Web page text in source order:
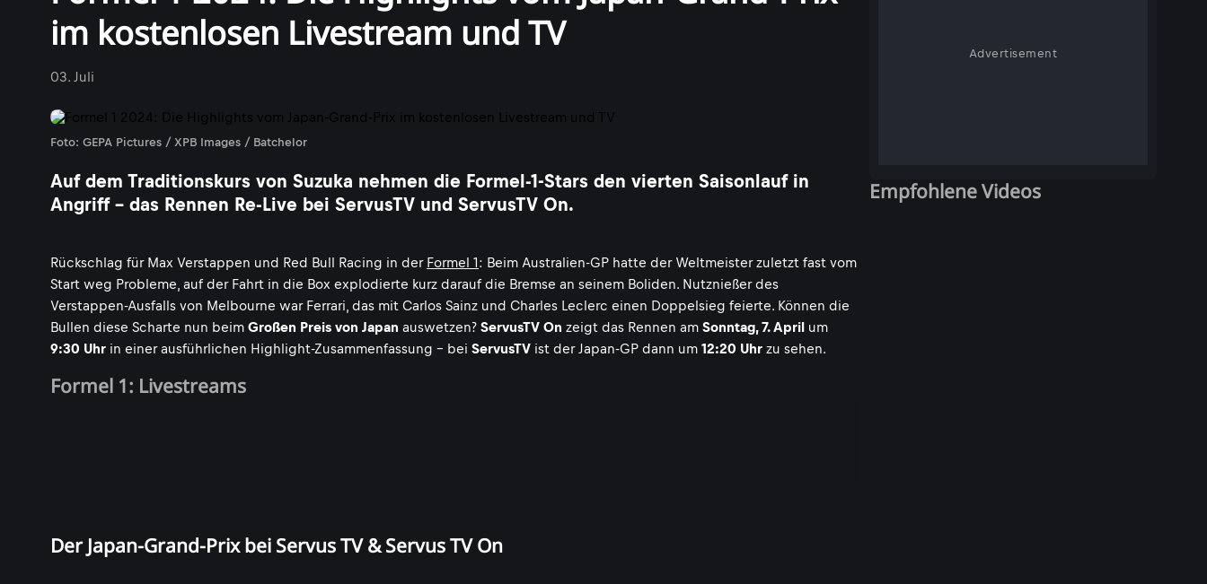
im kostenlosen Livestream und TV
03. Juli
Foto: GEPA Pictures / XPB Images / Batchelor
Auf dem Traditionskurs von Suzuka nehmen die Formel-1-Stars den vierten Saisonlauf in
Angriff - das Rennen Re-Live bei ServusTV und ServusTV On.
Rückschlag für Max Verstappen und Red Bull Racing in der Formel 1: Beim Australien-GP hatte der Weltmeister zuletzt fast vom
Start weg Probleme, auf der Fahrt in die Box explodierte kurz darauf die Bremse an seinem Boliden. Nutznießer des
Verstappen-Ausfalls von Melbourne war Ferrari, das mit Carlos Sainz und Charles Leclerc einen Doppelsieg feierte. Können die
Bullen diese Scharte nun beim Großen Preis von Japan auswetzen? ServusTV On zeigt das Rennen am Sonntag, 7. April um
9:30 Uhr in einer ausführlichen Highlight-Zusammenfassung - bei ServusTV ist der Japan-GP dann um 12:20 Uhr zu sehen.
Formel 1: Livestreams
Der Japan-Grand-Prix bei Servus TV & Servus TV On
Advertisement
Empfohlene Videos